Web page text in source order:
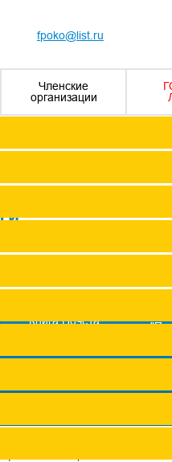
fpoko@list.ru
Сводные данные о
Членские
организации
Книга Почета
в Кировской области